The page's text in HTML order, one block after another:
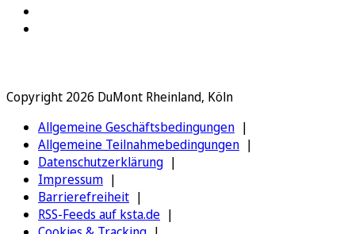
Copyright 2026 DuMont Rheinland, Köln
Allgemeine Geschäftsbedingungen
Allgemeine Teilnahmebedingungen
Datenschutzerklärung
Impressum
Barrierefreiheit
RSS-Feeds auf ksta.de